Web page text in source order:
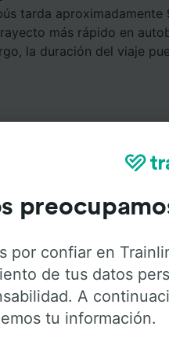
tarda
más rápido en
la duración del viaje
a Innsbruck Hbf con
más información sobre
por confiar en
de tus datos
A
tu información.